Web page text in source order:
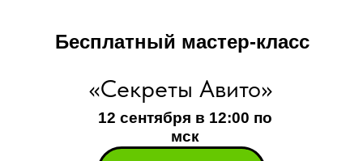
12 сентября в 12:00 по
мск
Бесплатный мастер-класс
«Секреты Авито»